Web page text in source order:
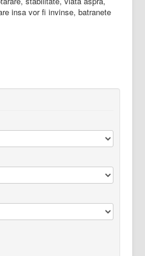
insa vor fi invinse, batranete